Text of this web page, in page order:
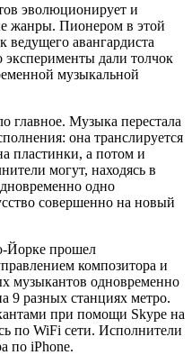
эволюционирует и
жанры. Пионером в этой
авангардиста
дали толчок
музыкальной
главное. Музыка перестала
она транслируется
пластинки, а потом и
могут, находясь в
одно
совершенно на новый
Йорке прошел
композитора и
музыкантов одновременно
9 разных станциях метро.
при помощи Skype на
по WiFi сети. Исполнители
по iPhone.